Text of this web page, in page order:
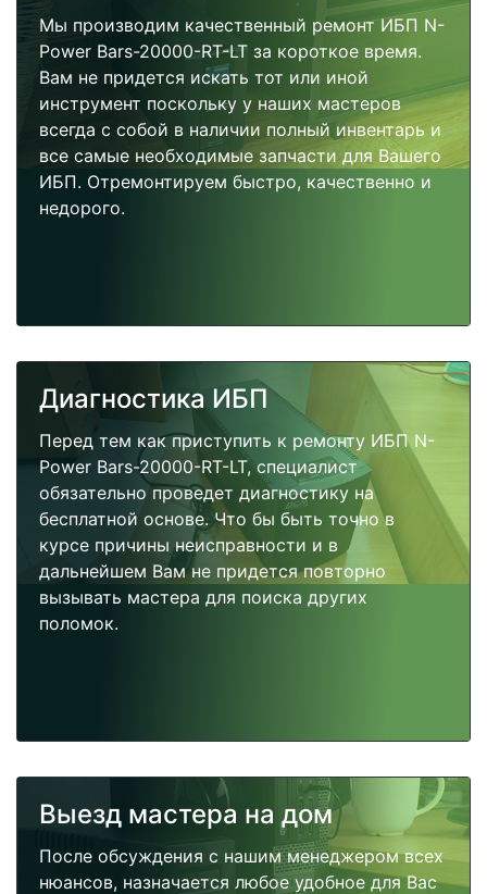
Мы производим качественный ремонт ИБП N-
Power Bars-20000-RT-LT за короткое время.
Вам не придется искать тот или иной
инструмент поскольку у наших мастеров
всегда с собой в наличии полный инвентарь и
все самые необходимые запчасти для Вашего
ИБП. Отремонтируем быстро, качественно и
недорого.
Диагностика ИБП
Перед тем как приступить к ремонту ИБП N-
Power Bars-20000-RT-LT, специалист
обязательно проведет диагностику на
бесплатной основе. Что бы быть точно в
курсе причины неисправности и в
дальнейшем Вам не придется повторно
вызывать мастера для поиска других
поломок.
Выезд мастера на дом
После обсуждения с нашим менеджером всех
нюансов, назначается любое удобное для Вас